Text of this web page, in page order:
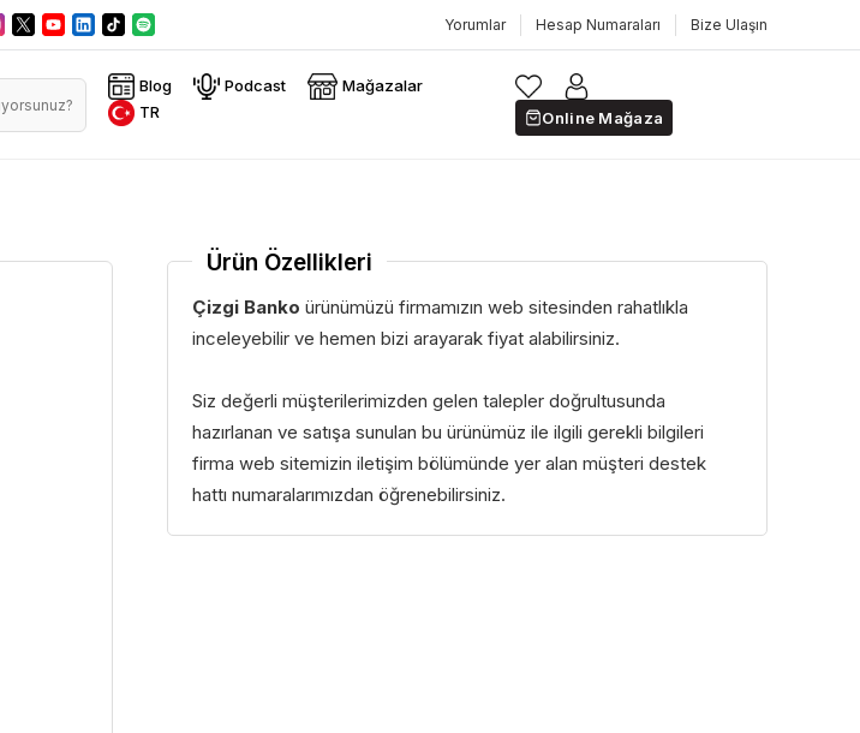
Yorumlar Hesap Numaraları Bize Ulaşın
Blog Podcast
Mağazalar
TR
Online Mağaza
Ürün Özellikleri
Çizgi Banko ürünümüzü firmamızın web sitesinden rahatlıkla
inceleyebilir ve hemen bizi arayarak fiyat alabilirsiniz.
Siz değerli müşterilerimizden gelen talepler doğrultusunda
hazırlanan ve satışa sunulan bu ürünümüz ile ilgili gerekli bilgileri
firma web sitemizin iletişim bölümünde yer alan müşteri destek
hattı numaralarımızdan öğrenebilirsiniz.